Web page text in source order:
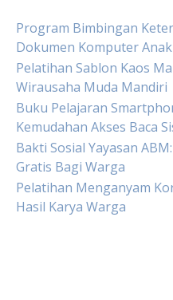
Program Bimbingan
Dokumen Komputer
Pelatihan Sablon Kaos
Wirausaha Muda Mandiri
Buku Pelajaran
Kemudahan Akses Baca
Bakti Sosial Yayasan
Gratis Bagi Warga
Pelatihan Menganyam
Hasil Karya Warga